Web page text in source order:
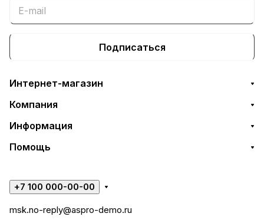
Подписаться
Интернет-магазин
Компания
Информация
Помощь
+7 100 000-00-00
msk.no-reply@aspro-demo.ru